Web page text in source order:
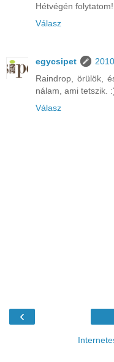
Hétvégén folytatom!
Válasz
egycsipet
Raindrop, örülök,
nálam, ami tetszik.
Válasz
‹